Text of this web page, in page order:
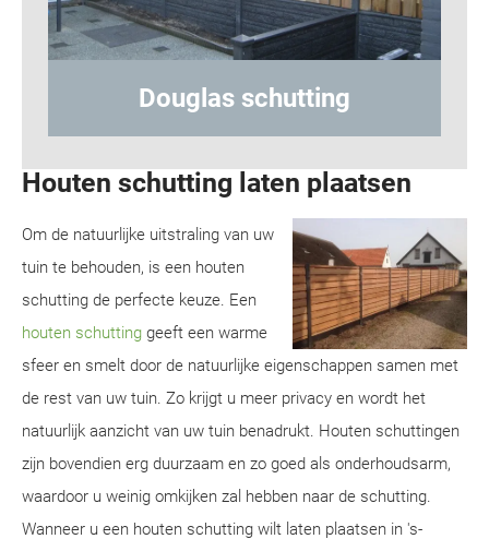
Hout-betonschutting
Houten schutting laten plaatsen
Om de natuurlijke uitstraling van uw
tuin te behouden, is een houten
schutting de perfecte keuze. Een
houten schutting geeft een warme
sfeer en smelt door de natuurlijke eigenschappen samen met
de rest van uw tuin. Zo krijgt u meer privacy en wordt het
natuurlijk aanzicht van uw tuin benadrukt. Houten schuttingen
zijn bovendien erg duurzaam en zo goed als onderhoudsarm,
waardoor u weinig omkijken zal hebben naar de schutting.
Wanneer u een houten schutting wilt laten plaatsen in 's-